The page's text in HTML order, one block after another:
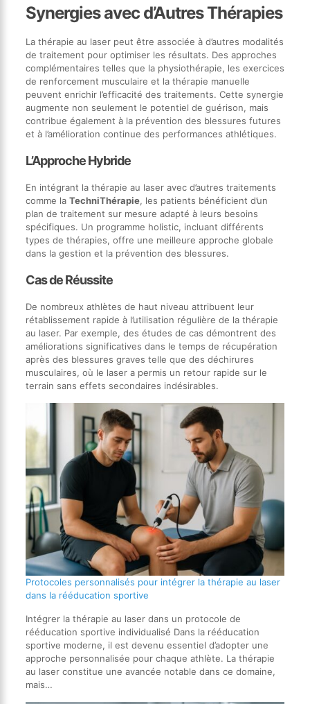
Synergies avec d’Autres Thérapies
La thérapie au laser peut être associée à d’autres modalités
de traitement pour optimiser les résultats. Des approches
complémentaires telles que la physiothérapie, les exercices
de renforcement musculaire et la thérapie manuelle
peuvent enrichir l’efficacité des traitements. Cette synergie
augmente non seulement le potentiel de guérison, mais
contribue également à la prévention des blessures futures
et à l’amélioration continue des performances athlétiques.
L’Approche Hybride
En intégrant la thérapie au laser avec d’autres traitements
comme la TechniThérapie, les patients bénéficient d’un
plan de traitement sur mesure adapté à leurs besoins
spécifiques. Un programme holistic, incluant différents
types de thérapies, offre une meilleure approche globale
dans la gestion et la prévention des blessures.
Cas de Réussite
De nombreux athlètes de haut niveau attribuent leur
rétablissement rapide à l’utilisation régulière de la thérapie
au laser. Par exemple, des études de cas démontrent des
améliorations significatives dans le temps de récupération
après des blessures graves telle que des déchirures
musculaires, où le laser a permis un retour rapide sur le
terrain sans effets secondaires indésirables.
Protocoles personnalisés pour intégrer la thérapie au laser
dans la rééducation sportive
Intégrer la thérapie au laser dans un protocole de
rééducation sportive individualisé Dans la rééducation
sportive moderne, il est devenu essentiel d’adopter une
approche personnalisée pour chaque athlète. La thérapie
au laser constitue une avancée notable dans ce domaine,
mais…